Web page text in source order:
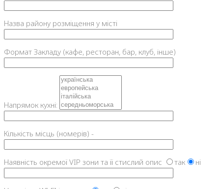
Назва району розміщення у місті
Формат Закладу (кафе, ресторан, бар, клуб, інше)
Напрямок кухні:
Кількість місць (номерів) -
Наявність окремої VIP зони та її стислий опис так ні